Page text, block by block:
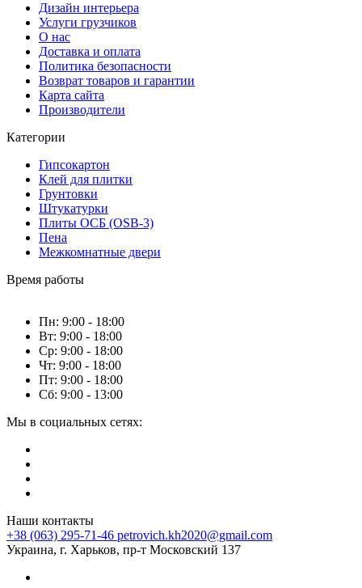
Дизайн интерьера
Услуги грузчиков
О нас
Доставка и оплата
Политика безопасности
Возврат товаров и гарантии
Карта сайта
Производители
Категории
Гипсокартон
Клей для плитки
Грунтовки
Штукатурки
Плиты ОСБ (OSB-3)
Пена
Межкомнатные двери
Время работы
Пн: 9:00 - 18:00
Вт: 9:00 - 18:00
Ср: 9:00 - 18:00
Чт: 9:00 - 18:00
Пт: 9:00 - 18:00
Сб: 9:00 - 13:00
Мы в социальных сетях:
Наши контакты
+38 (063) 295-71-46 petrovich.kh2020@gmail.com
Украина, г. Харьков, пр-т Московский 137